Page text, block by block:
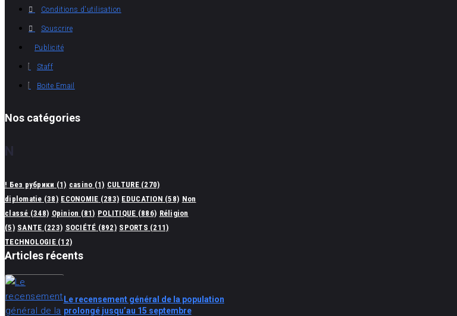
Conditions d'utilisation
Souscrire
Publicité
Staff
Boite Email
Nos catégories
N
! Без рубрики (1) casino (1) CULTURE(270)
diplomatie (38) ECONOMIE (283) EDUCATION (58) Non
classé (348) Opinion (81) POLITIQUE (886) Réligion
(5) SANTE (223) SOCIÉTÉ (892) SPORTS (211)
TECHNOLOGIE(12)
Articles récents
Le recensement général de la population
prolongé jusqu’au 15 septembre